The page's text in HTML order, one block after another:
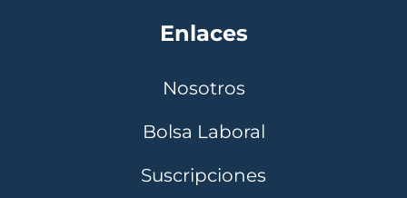
Enlaces
Nosotros
Bolsa Laboral
Suscripciones